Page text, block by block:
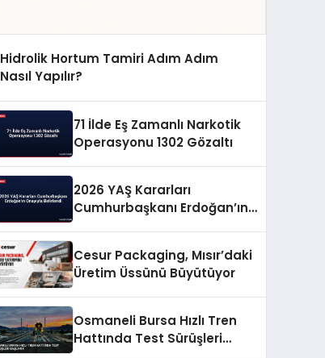
Hidrolik Hortum Tamiri Adım Adım
Nasıl Yapılır?
71 İlde Eş Zamanlı Narkotik
Operasyonu 1302 Gözaltı
2026 YAŞ Kararları
Cumhurbaşkanı Erdoğan’ın
Cesur Packaging, Mısır’daki
Üretim Üssünü Büyütüyor
Osmaneli Bursa Hızlı Tren
Hattında Test Sürüşleri